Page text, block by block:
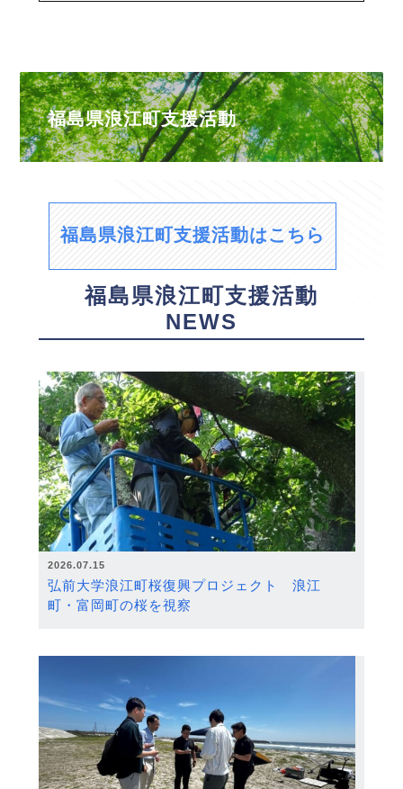
福島県浪江町支援活動
福島県浪江町支援活動はこちら
福島県浪江町支援活動
NEWS
2026.07.15
弘前大学浪江町桜復興プロジェクト 浪江
町・富岡町の桜を視察